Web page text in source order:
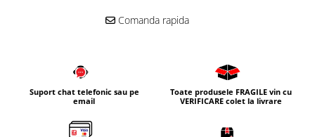
Dulapuri de baie
Rafturi incastrate
Accesorii pentru mobila
Comanda rapida
Suport chat telefonic sau pe
email
Toate produsele FRAGILE vin cu
VERIFICARE colet la livrare